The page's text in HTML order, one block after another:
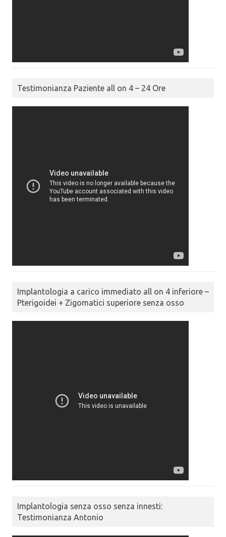
Testimonianza Paziente all on 4 – 24 Ore
Implantologia a carico immediato all on 4 inferiore –
Pterigoidei + Zigomatici superiore senza osso
Implantologia senza osso senza innesti:
Testimonianza Antonio